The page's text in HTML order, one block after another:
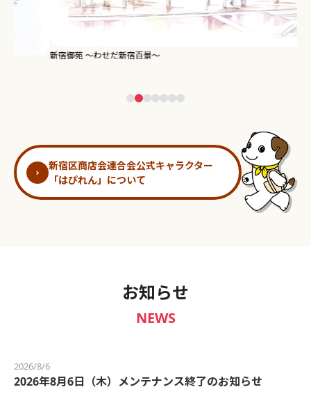
新宿御苑 ～わせだ新宿百景～
新宿区商店会連合会公式キャラクター
「はぴれん」について
お知らせ
NEWS
2026/8/6
2026年8月6日（木）メンテナンス終了のお知らせ